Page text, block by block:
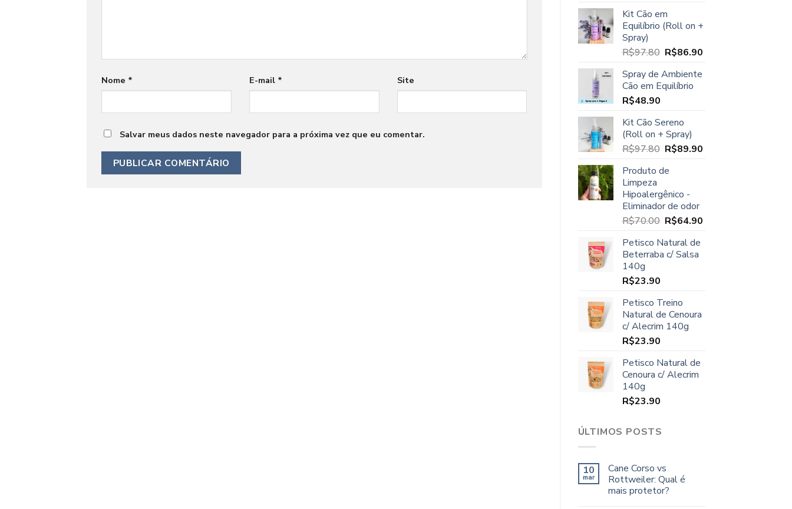
Nome * E-mail * Site
Salvar meus dados neste navegador para a próxima vez que eu comentar.
original
era:
é:
Kit Cão em
Equilíbrio (Roll on +
Spray)
R$97.80 O
original
era:
R$86.90
Spray de Ambiente
Cão em Equilíbrio
R$48.90
Kit Cão Sereno
(Roll on + Spray)
R$97.80 O
original
R$97.80.
R$89.90
Produto de
Limpeza
Hipoalergênico -
Eliminador de odor
R$70.00 O
original
era:
R$64.90
Petisco Natural de
Beterraba c/ Salsa
140g
R$23.90
Petisco Treino
Natural de Cenoura
c/ Alecrim 140g
R$23.90
Petisco Natural de
Cenoura c/ Alecrim
140g
R$23.90
ÚLTIMOS POSTS
10
mar
Cane Corso vs
Rottweiler: Qual é
mais protetor?